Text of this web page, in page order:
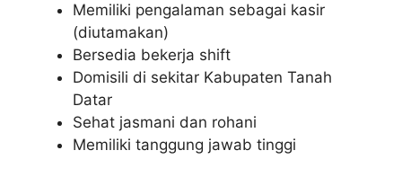
Memiliki pengalaman sebagai kasir
(diutamakan)
Bersedia bekerja shift
Domisili di sekitar Kabupaten Tanah
Datar
Sehat jasmani dan rohani
Memiliki tanggung jawab tinggi